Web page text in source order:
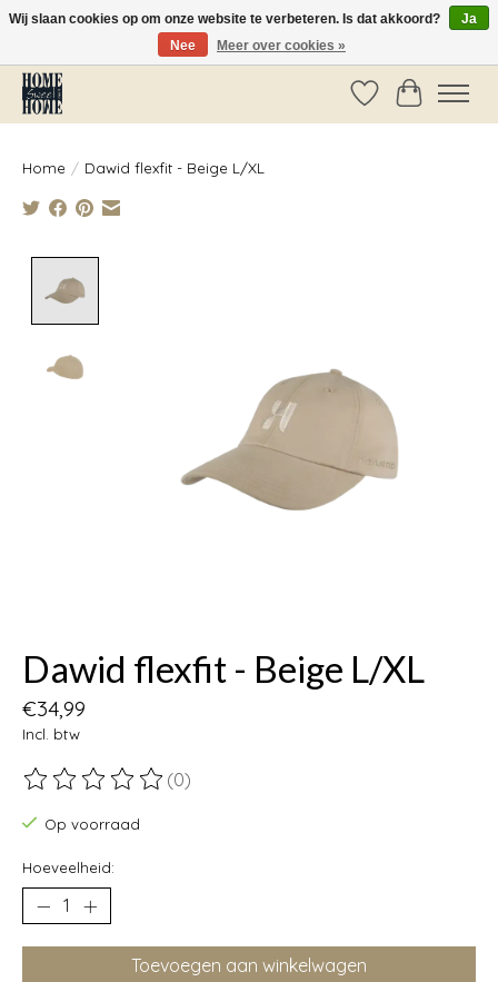
Vóór 14:00 besteld, dezelfde dag verzonden!
Verlanglijst
Home / Dawid flexfit - Beige L/XL
Dawid flexfit - Beige L/XL
€34,99
Incl. btw
De beoordeling van dit product is
(0)
Op voorraad
Hoeveelheid:
Toevoegen aan winkelwagen
Wij slaan cookies op om onze website te verbeteren. Is dat akkoord?
Ja
Nee
Meer over cookies »